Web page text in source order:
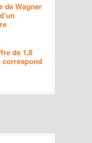
de Wagner
de 1,8
correspond